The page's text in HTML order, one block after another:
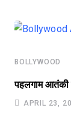
BOLLYWOOD
पहलगाम आतंकी
APRIL 23,